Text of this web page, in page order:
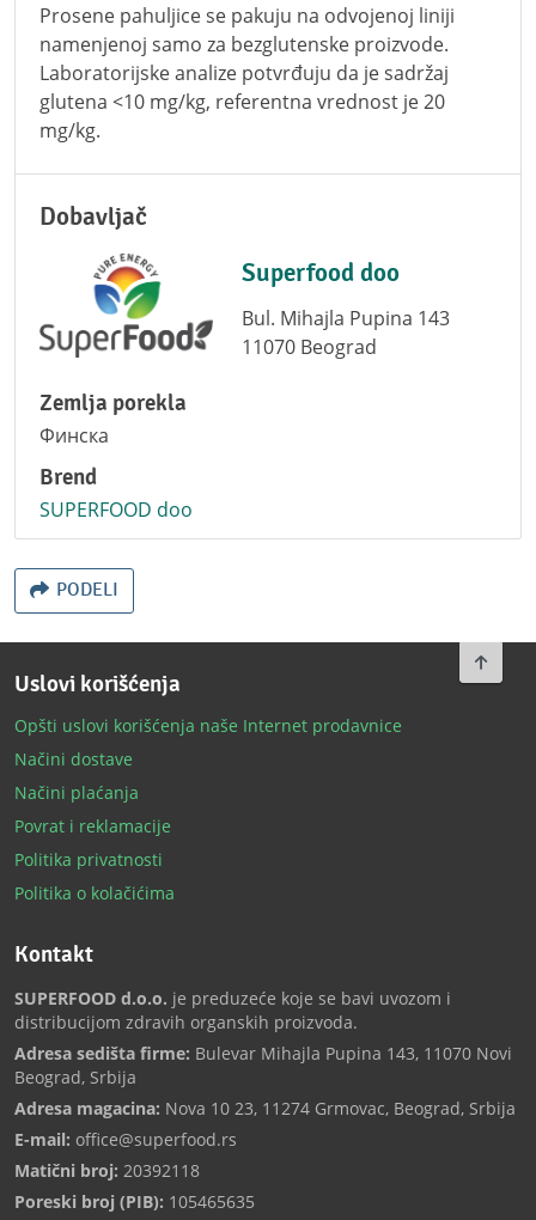
Prosene pahuljice se pakuju na odvojenoj liniji
namenjenoj samo za bezglutenske proizvode.
Laboratorijske analize potvrđuju da je sadržaj
glutena <10 mg/kg, referentna vrednost je 20
mg/kg.
Dobavljač
Superfood doo
Bul. Mihajla Pupina 143
11070 Beograd
Zemlja porekla
Финска
Brend
SUPERFOOD doo
PODELI
Uslovi korišćenja
Opšti uslovi korišćenja naše Internet prodavnice
Načini dostave
Načini plaćanja
Povrat i reklamacije
Politika privatnosti
Politika o kolačićima
Kontakt
SUPERFOOD d.o.o. je preduzeće koje se bavi uvozom i
distribucijom zdravih organskih proizvoda.
Adresa sedišta firme: Bulevar Mihajla Pupina 143, 11070 Novi
Beograd, Srbija
Adresa magacina: Nova 10 23, 11274 Grmovac, Beograd, Srbija
E-mail: office@superfood.rs
Matični broj: 20392118
Poreski broj (PIB): 105465635
To top